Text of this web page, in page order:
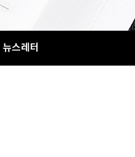
뉴스레터